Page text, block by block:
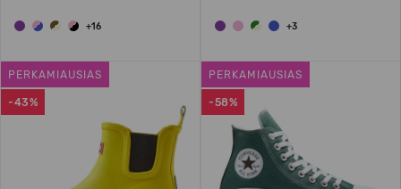
+16 +3
-43%
PERKAMIAUSIAS
-58%
PERKAMIAUSIAS